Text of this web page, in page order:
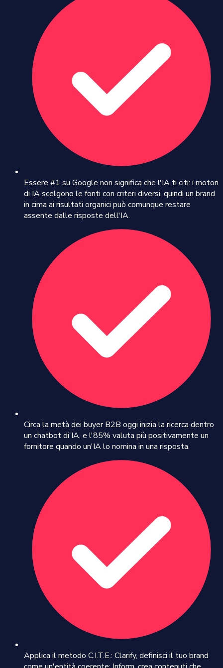
Essere #1 su Google non significa che l'IA ti citi: i motori
di IA scelgono le fonti con criteri diversi, quindi un brand
in cima ai risultati organici può comunque restare
assente dalle risposte dell'IA.
Circa la metà dei buyer B2B oggi inizia la ricerca dentro
un chatbot di IA, e l'85% valuta più positivamente un
fornitore quando un'IA lo nomina in una risposta.
Applica il metodo C.I.T.E.: Clarify, definisci il tuo brand